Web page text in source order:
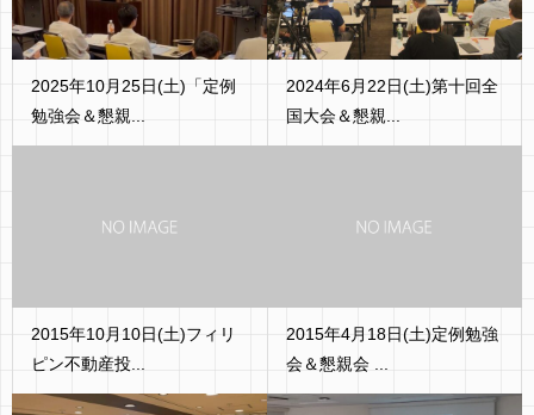
2025年10月25日(土)「定例
勉強会＆懇親...
2024年6月22日(土)第十回全
国大会＆懇親...
2015年10月10日(土)フィリ
ピン不動産投...
2015年4月18日(土)定例勉強
会＆懇親会 ...